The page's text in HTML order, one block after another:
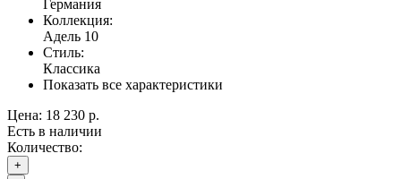
Германия
Коллекция:
Адель 10
Стиль:
Классика
Показать все характеристики
Цена: 18 230 р.
Есть в наличии
Количество:
+